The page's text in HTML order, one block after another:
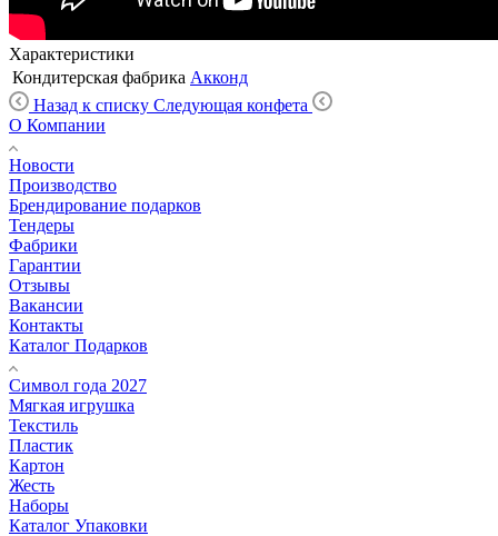
Характеристики
Кондитерская фабрика Акконд
Назад к списку Следующая конфета
О Компании
Новости
Производство
Брендирование подарков
Тендеры
Фабрики
Гарантии
Отзывы
Вакансии
Контакты
Каталог Подарков
Символ года 2027
Мягкая игрушка
Текстиль
Пластик
Картон
Жесть
Наборы
Каталог Упаковки